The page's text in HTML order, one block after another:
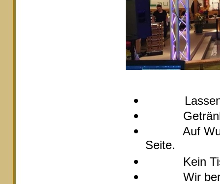
Getränke
Auf
Seite.
Kein
Wir